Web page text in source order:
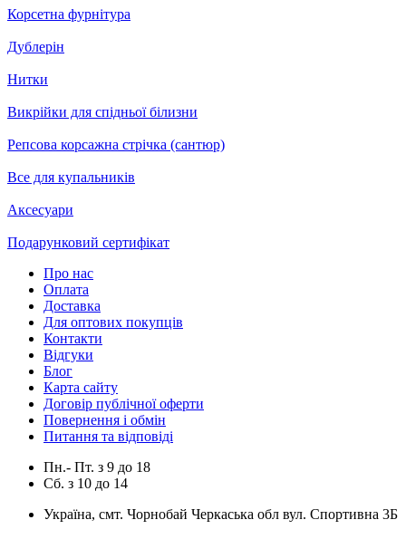
Корсетна фурнітура
Дублерін
Нитки
Викрійки для спідньої білизни
Репсова корсажна стрічка (сантюр)
Все для купальників
Аксесуари
Подарунковий сертифікат
Про нас
Оплата
Доставка
Для оптових покупців
Контакти
Відгуки
Блог
Карта сайту
Договір публічної оферти
Повернення і обмін
Питання та відповіді
Пн.- Пт. з 9 до 18
Сб. з 10 до 14
Україна, смт. Чорнобай Черкаська обл вул. Спортивна 3Б